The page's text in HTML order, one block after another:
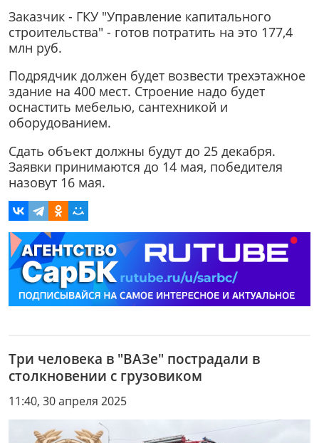
Заказчик - ГКУ "Управление капитального
строительства" - готов потратить на это 177,4
млн руб.
Подрядчик должен будет возвести трехэтажное
здание на 400 мест. Строение надо будет
оснастить мебелью, сантехникой и
оборудованием.
Сдать объект должны будут до 25 декабря.
Заявки принимаются до 14 мая, победителя
назовут 16 мая.
Три человека в "ВАЗе" пострадали в
столкновении с грузовиком
11:40, 30 апреля 2025